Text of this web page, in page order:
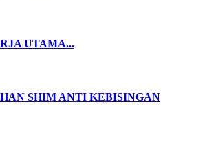
UTAMA...
SHIM ANTI KEBISINGAN